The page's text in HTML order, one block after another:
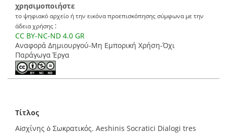
χρησιμοποιήστε
το ψηφιακό αρχείο ή την εικόνα προεπισκόπησης σύμφωνα με την
άδεια χρήσης :
CC BY-NC-ND 4.0 GR
Αναφορά Δημιουργού-Μη Εμπορική Χρήση-Όχι
Παράγωγα Έργα
Τίτλος
Αἰσχίνης ὁ Σωκρατικός. Aeshinis Socratici Dialogi tres